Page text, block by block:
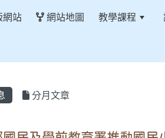
網站 網站地圖 教學課程
分月文章